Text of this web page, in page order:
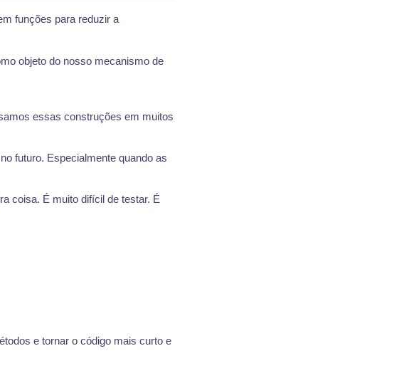
funções para reduzir a
objeto do nosso mecanismo de
essas construções em muitos
futuro. Especialmente quando as
coisa. É muito difícil de testar. É
e tornar o código mais curto e